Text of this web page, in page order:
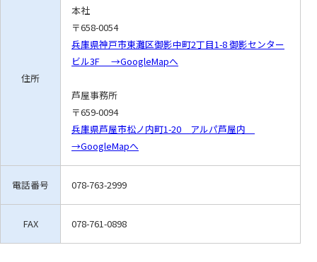
住所
本社
〒658-0054
兵庫県神戸市東灘区御影中町2丁目1-8 御影センター
ビル3F →GoogleMapへ
芦屋事務所
〒659-0094
兵庫県芦屋市松ノ内町1-20 アルパ芦屋内
→GoogleMapへ
電話番号 078-763-2999
FAX 078-761-0898